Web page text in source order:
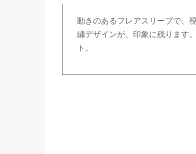
動きのあるフレアスリーブで、
繍デザインが、印象に残ります
ト。